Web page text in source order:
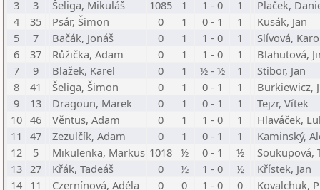
3
3 Šeliga, Mikuláš 1085 1 1 - 0 1
Plaček,
4
35 Psár, Šimon 0 1 0 - 1 1
Kusák, Jan
5
7 Bačák, Jonáš 0 1 1 - 0 1
Slívová,
6
37 Růžička, Adam 0 1 1 - 0 1
Blahutová,
7
9 Blažek, Karel 0 1 ½ - ½ 1
Stibor, Jan
8
41 Šeliga, Šimon 0 1 0 - 1 1
Burkiewicz,
9
13 Dragoun, Marek 0 1 0 - 1 1
Tejzr, Vítek
10 46 Věntus, Adam 0 1 1 - 0 1
Hlaváček,
11
47 Zezulčík, Adam 0 1 0 - 1 1
Kaminský,
12
5 Mikulenka, Markus 1018 ½ 0 - 1 ½
Soukupová,
13 27 Křák, Tadeáš 0 ½ 1 - 0 ½
Křístek, Jan
14 11 Czernínová, Adéla 0 0 1 - 0 0
Kovalchuk,